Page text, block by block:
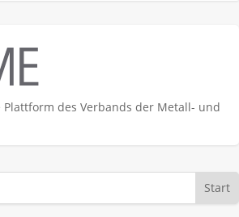
des Verbands der Metall- und
Start